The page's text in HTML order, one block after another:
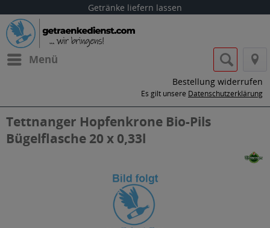
Getränke liefern lassen
Menü
Bestellung widerrufen
Es gilt unsere Datenschutzerklärung
Tettnanger Hopfenkrone Bio-Pils
Bügelflasche 20 x 0,33l